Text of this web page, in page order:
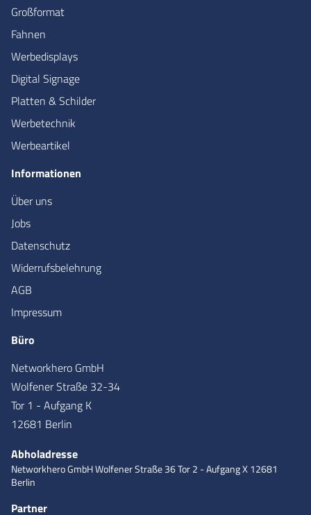
Großformat
Fahnen
Werbedisplays
Digital Signage
Platten & Schilder
Werbetechnik
Werbeartikel
Informationen
Über uns
Jobs
Datenschutz
Widerrufsbelehrung
AGB
Impressum
Büro
Networkhero GmbH
Wolfener Straße 32-34
Tor 1 - Aufgang K
12681 Berlin
Abholadresse
Networkhero GmbHWolfener Straße 36Tor 2 - Aufgang X12681
Berlin
Partner